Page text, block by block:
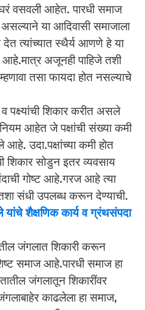
वसवली आहेत. पारधी समाज
या आदिवासी समाजाला
त्यांच्यात स्थैर्य आणणे हे या
अजूनही पाहिजे तशी
तसा फायदा होत नसल्याचे
व पक्ष्यांची शिकार करीत असले
नियम आहेत जे पक्षांची संख्या कमी
उदा.पक्षांच्या कमी होत
सोडुन इतर व्यवसाय
गोष्ट आहे.गरज आहे त्या
संधी उपलब्ध करून देण्याची.
यांचे शैक्षणिक कार्य व ग्रंथसंपदा
जंगलात शिकारी करून
समाज आहे.पारधी समाज हा
जंगलातून शिकारींवर
काढलेला हा समाज,